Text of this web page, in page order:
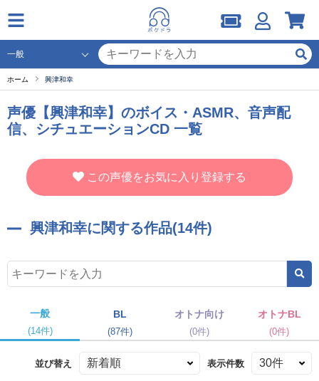
ホーム 興津和幸
声優【興津和幸】のボイス・ASMR、音声配
信、シチュエーションCD 一覧
この声優をお気に入り登録する
興津和幸に関する作品(14件)
一般
(14件)
BL
(87件)
オトナ向け
(0件)
オトナBL
(0件)
並び替え 表示件数